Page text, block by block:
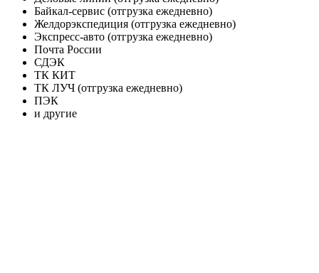
Байкал-сервис (отгрузка ежедневно)
Желдорэкспедиция (отгрузка ежедневно)
Экспресс-авто (отгрузка ежедневно)
Почта России
СДЭК
ТК КИТ
ТК ЛУЧ (отгрузка ежедневно)
ПЭК
и другие